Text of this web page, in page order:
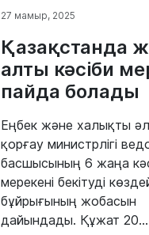
27 мамыр, 2025
Қазақстанда
алты кәсіби
пайда болады
Еңбек және халықты
қорғау министрлігі
басшысының 6 жаңа
мерекені бекітуді
бұйрығының жобасын
дайындады. Құжат 20...